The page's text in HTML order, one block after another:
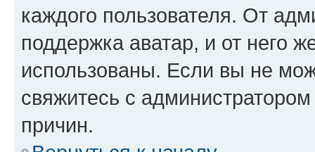
каждого пользователя. От
поддержка аватар, и от него
использованы. Если вы не
свяжитесь с
причин.